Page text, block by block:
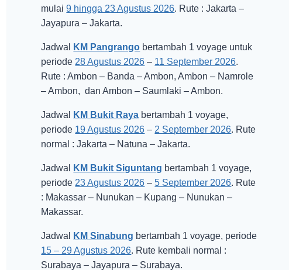
mulai9 hingga 23 Agustus 2026. Rute : Jakarta –
Jayapura – Jakarta.
Jadwal KM Pangrango bertambah 1 voyage untuk
periode 28 Agustus 2026 – 11 September 2026.
Rute : Ambon – Banda – Ambon, Ambon – Namrole
– Ambon, dan Ambon – Saumlaki – Ambon.
Jadwal KM Bukit Raya bertambah 1 voyage,
periode 19 Agustus 2026 – 2 September 2026. Rute
normal : Jakarta – Natuna – Jakarta.
Jadwal KM Bukit Siguntang bertambah 1 voyage,
periode 23 Agustus 2026 –5 September 2026. Rute
: Makassar – Nunukan – Kupang – Nunukan –
Makassar.
Jadwal KM Sinabung bertambah 1 voyage, periode
15 – 29 Agustus 2026. Rute kembali normal :
Surabaya – Jayapura – Surabaya.